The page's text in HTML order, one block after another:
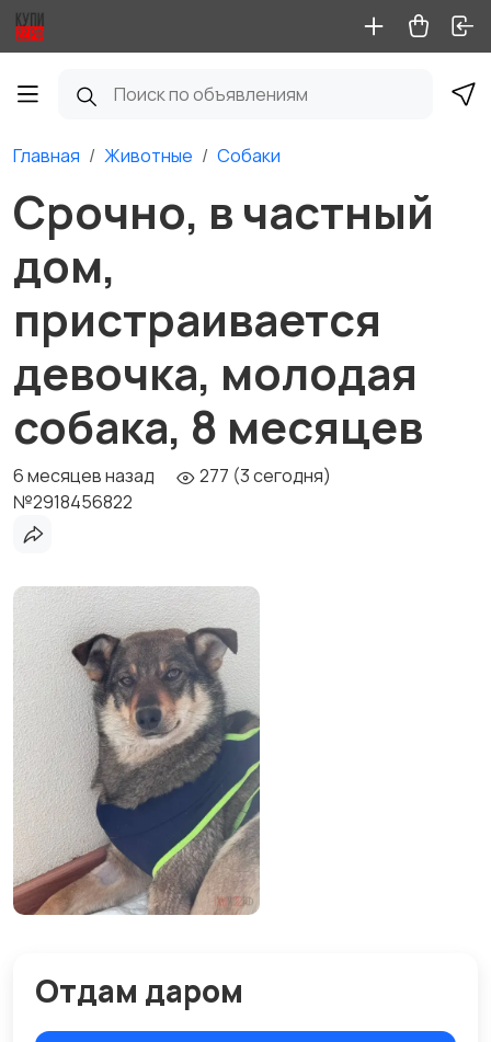
Главная Животные Собаки
Срочно, в частный
дом,
пристраивается
девочка, молодая
собака, 8 месяцев
6 месяцев назад
277 (3 сегодня)
№2918456822
Отдам даром